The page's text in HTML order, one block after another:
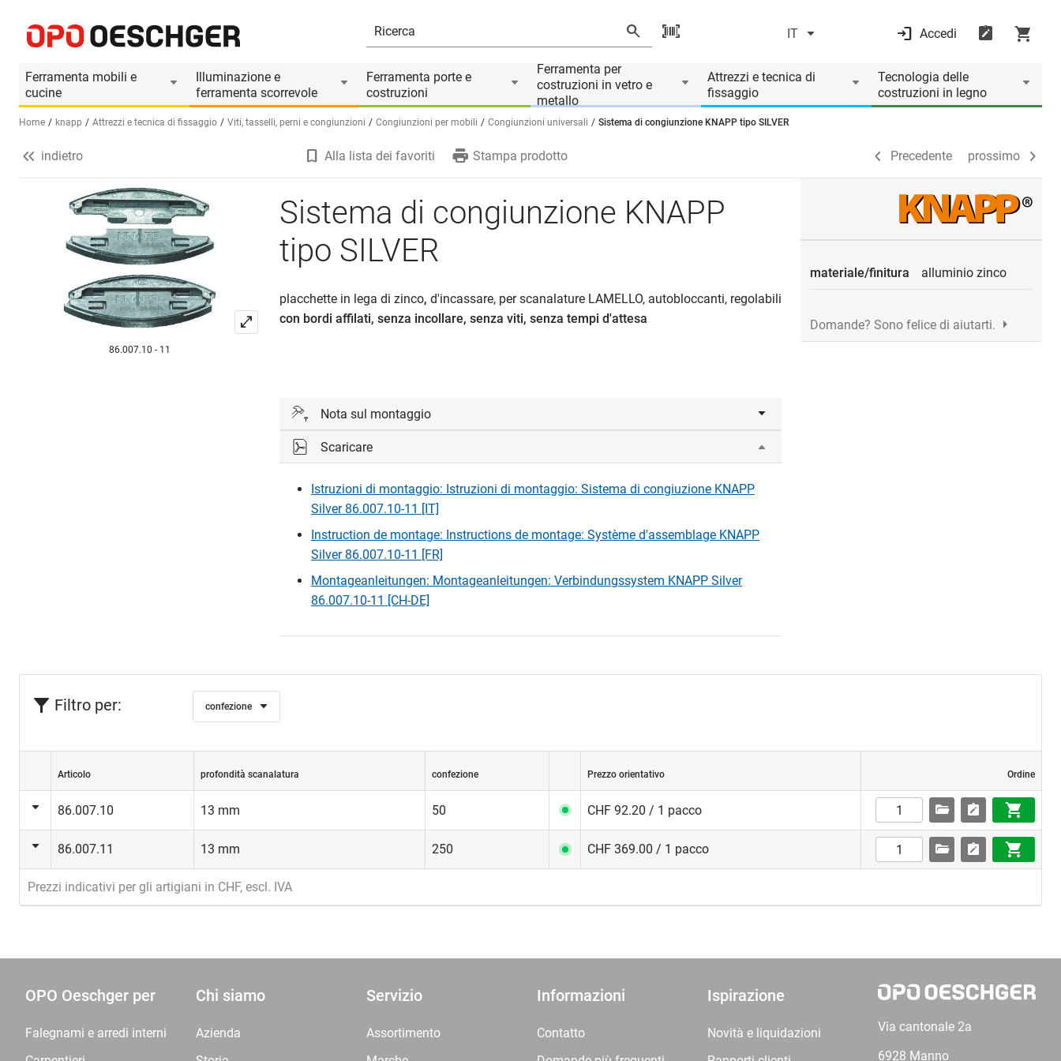
IT Accedi
Ferramenta mobili e
cucine
Illuminazione e
ferramenta scorrevole
Ferramenta porte e
costruzioni
Ferramenta per
costruzioni in vetro e
metallo
Attrezzi e tecnica di
fissaggio
Tecnologia delle
costruzioni in legno
Seleziona una lingua (IT)
Home knapp Attrezzi e tecnica di fissaggio Viti, tasselli, perni e congiunzioni Congiunzioni per mobili Congiunzioni universali Sistema di congiunzione KNAPP tipo SILVER
Informazioni prodotto
Precedente prossimo
indietro Alla lista dei favoriti Stampa prodotto Precedente prossimo
86.007.10 - 11
Sistema di congiunzione KNAPP
tipo SILVER
placchette in lega di zinco, d'incassare, per scanalature LAMELLO, autobloccanti, regolabili
con bordi affilati, senza incollare, senza viti, senza tempi d'attesa
Nota sul montaggio
In ogni confezione sono incluse le istruzioni di montaggio.
Scaricare
Istruzioni di montaggio: Istruzioni di montaggio: Sistema di congiuzione KNAPP
Silver 86.007.10-11 [IT]
Instruction de montage: Instructions de montage: Système d'assemblage KNAPP
Silver 86.007.10-11 [FR]
Montageanleitungen: Montageanleitungen: Verbindungssystem KNAPP Silver
86.007.10-11 [CH-DE]
materiale/finitura alluminio zinco
Domande? Sono felice di aiutarti.
Filtro per: confezione
Articolo profondità scanalatura confezione Prezzo orientativo Ordine
86.007.10 13 mm 50 CHF 92.20 / 1 pacco
86.007.11 13 mm 250 CHF 369.00 / 1 pacco
Prezzi indicativi per gli artigiani in CHF, escl. IVA
OPO Oeschger per
Falegnami e arredi interni
Chi siamo
Azienda
Servizio
Assortimento
Informazioni
Contatto
Ispirazione
Novità e liquidazioni
Via cantonale 2a
6928 Manno